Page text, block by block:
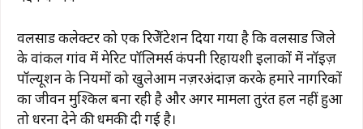
वलसाड कलेक्टर को एक रिप्रेजेंटेशन दिया गया है कि वलसाड जिले
के वांकल गांव में मेरिट पॉलिमर्स कंपनी रिहायशी इलाकों में नॉइज़
पॉल्यूशन के नियमों को खुलेआम नज़रअंदाज़ करके हमारे नागरिकों
का जीवन मुश्किल बना रही है और अगर मामला तुरंत हल नहीं हुआ
तो धरना देने की धमकी दी गई है।